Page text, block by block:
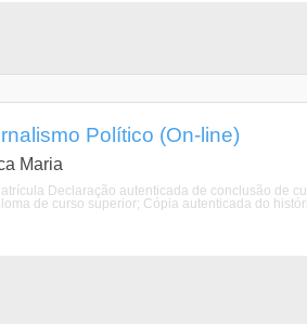
Político (On-line)
Maria
Declaração autenticada de conclusão de
de curso superior; Cópia autenticada do